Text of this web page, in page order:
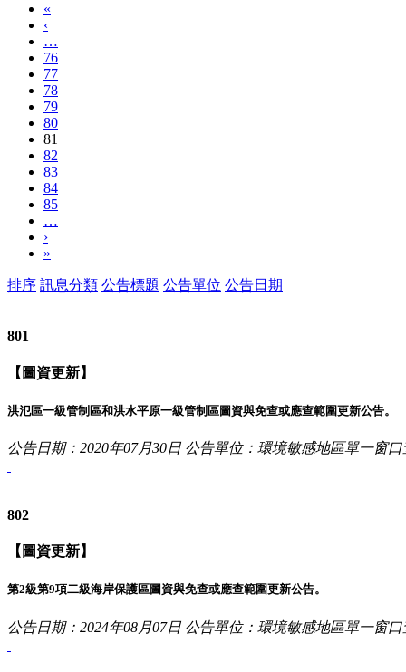
«
‹
…
76
77
78
79
80
81
82
83
84
85
…
›
»
排序 訊息分類 公告標題 公告單位 公告日期
801
【圖資更新】
洪氾區一級管制區和洪水平原一級管制區圖資與免查或應查範圍更新公告。
公告日期：2020年07月30日 公告單位：環境敏感地區單一窗
802
【圖資更新】
第2級第9項二級海岸保護區圖資與免查或應查範圍更新公告。
公告日期：2024年08月07日 公告單位：環境敏感地區單一窗